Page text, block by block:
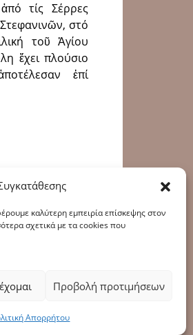
καλύτερη εμπειρία επίσκεψης στον
σχετικά με τα cookies που
Προβολή προτιμήσεων
Απορρήτου
τίς Σέρρες
στό
τοῦ Ἁγίου
ἔχει πλούσιο
ἐπί